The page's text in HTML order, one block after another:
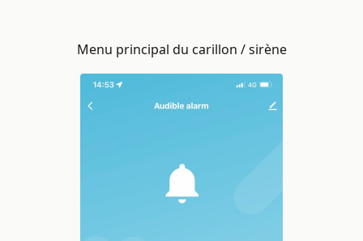
Menu principal du carillon / sirène